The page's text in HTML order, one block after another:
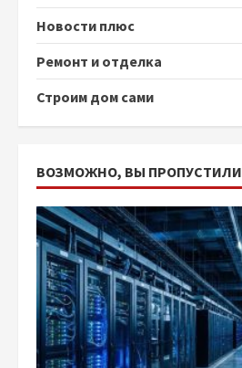
Новости плюс
Ремонт и отделка
Строим дом сами
ВОЗМОЖНО, ВЫ ПРОПУСТИЛИ